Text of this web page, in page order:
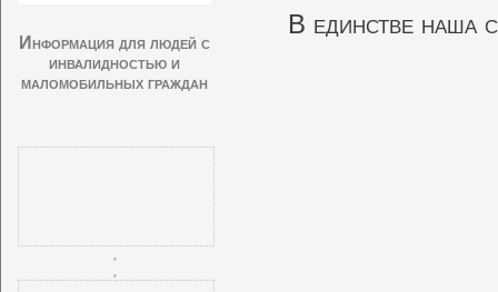
Информация для людей с
инвалидностью и
маломобильных граждан
В единстве наша